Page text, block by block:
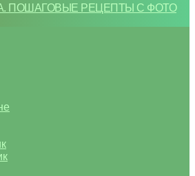
ПОШАГОВЫЕ РЕЦЕПТЫ С ФОТО